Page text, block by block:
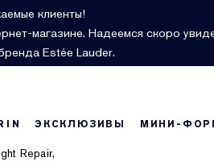
клиенты!
магазине. Надеемся скоро
Estée Lauder.
ЭКСКЛЮЗИВЫ МИНИ-